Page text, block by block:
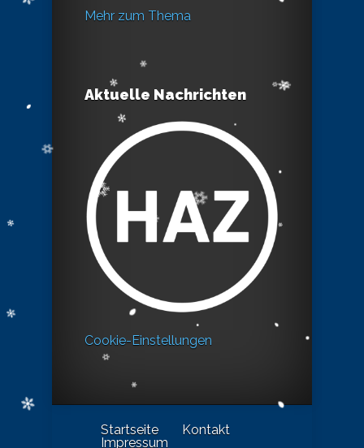
Mehr zum Thema
Aktuelle Nachrichten
Cookie-Einstellungen
Startseite
Kontakt
Impressum